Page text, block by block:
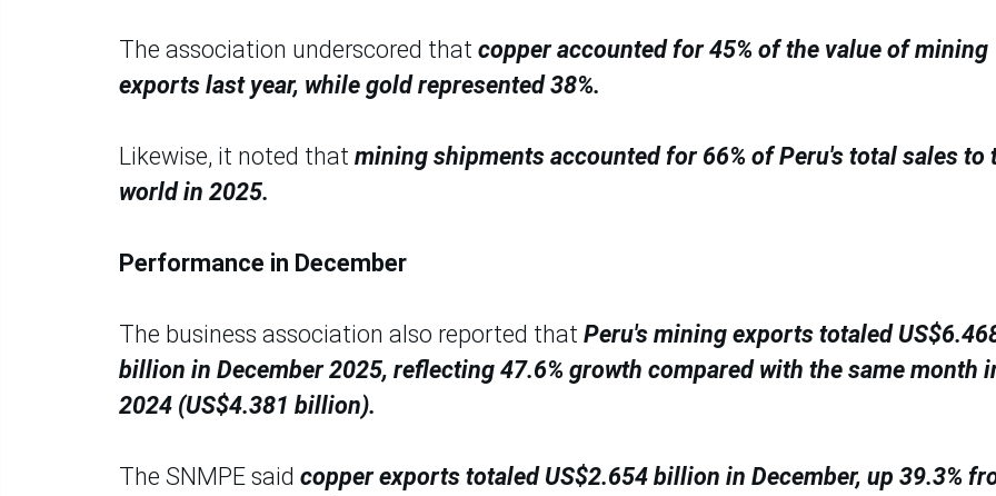
The association underscored that copper accounted for 45% of the value of mining
exports last year, while gold represented 38%.
Likewise, it noted that mining shipments accounted for 66% of Peru's total sales to
world in 2025.
Performance in December
The business association also reported that Peru's mining exports totaled
billion in December 2025, reflecting 47.6% growth compared with the same month
2024 (US$4.381 billion).
The SNMPE said copper exports totaled US$2.654 billion in December, up 39.3%